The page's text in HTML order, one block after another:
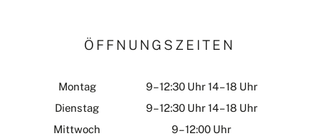
ÖFFNUNGSZEITEN
Montag
9 – 12:30 Uhr 14 – 18 Uhr
Dienstag
9 – 12:30 Uhr 14 – 18 Uhr
Mittwoch
9 – 12:00 Uhr